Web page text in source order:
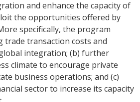
and enhance the capacity of
the opportunities offered by
specifically, the program
trade transaction costs and
integration; (b) further
climate to encourage private
business operations; and (c)
sector to increase its capacity